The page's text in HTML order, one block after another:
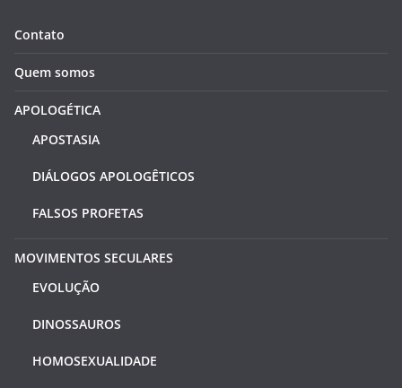
Contato
Quem somos
APOLOGÉTICA
APOSTASIA
DIÁLOGOS APOLOGÊTICOS
FALSOS PROFETAS
MOVIMENTOS SECULARES
EVOLUÇÃO
DINOSSAUROS
HOMOSEXUALIDADE